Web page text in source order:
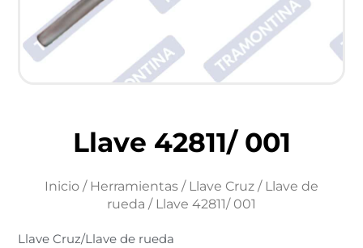
Llave 42811/ 001
Inicio / Herramientas / Llave Cruz / Llave de
rueda / Llave 42811/ 001
Llave Cruz/Llave de rueda